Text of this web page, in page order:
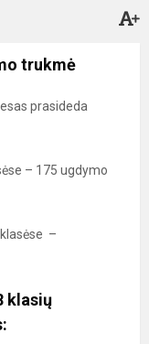
trukmė
prasideda
– 175 ugdymo
–
klasių